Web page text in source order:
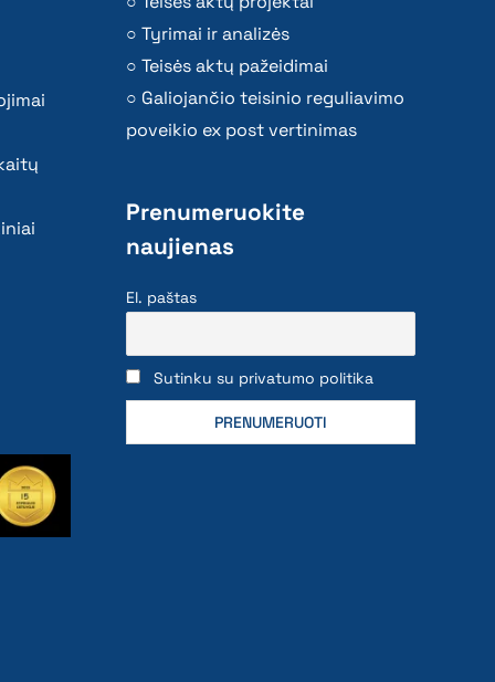
Tyrimai ir analizės
Teisės aktų pažeidimai
Galiojančio teisinio reguliavimo
poveikio ex post vertinimas
Prenumeruokite
naujienas
El. paštas
Sutinku su privatumo politika